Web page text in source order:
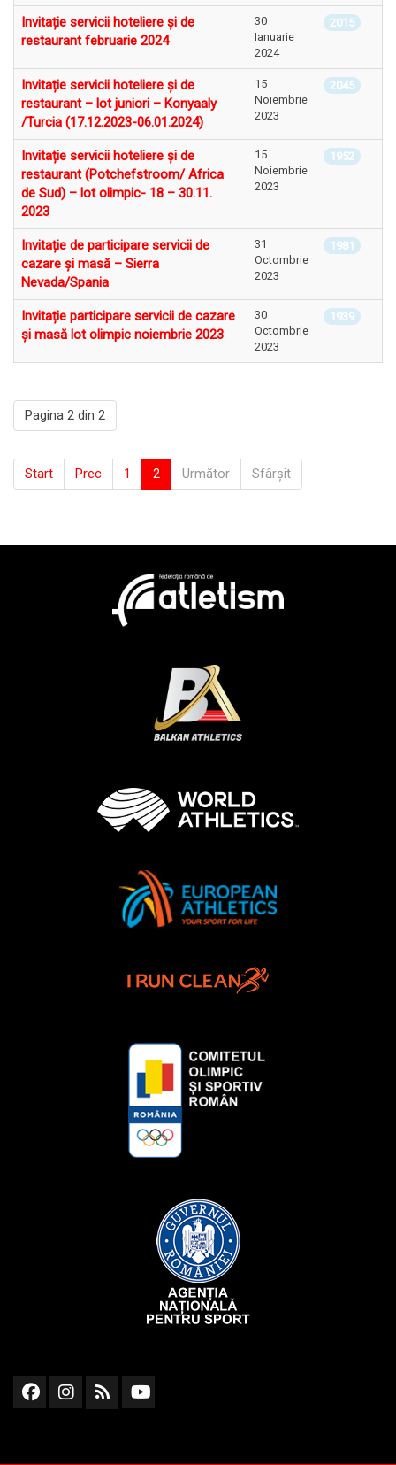
Invitație servicii hoteliere și de
restaurant februarie 2024
30
Ianuarie
2024
2015
Invitație servicii hoteliere și de
restaurant – lot juniori – Konyaaly
/Turcia (17.12.2023-06.01.2024)
15
Noiembrie
2023
2045
Invitație servicii hoteliere și de
restaurant (Potchefstroom/ Africa
de Sud) – lot olimpic- 18 – 30.11.
2023
15
Noiembrie
2023
1952
Invitație de participare servicii de
cazare și masă – Sierra
Nevada/Spania
31
Octombrie
2023
1981
Invitație participare servicii de cazare
și masă lot olimpic noiembrie 2023
30
Octombrie
2023
1939
Pagina 2 din 2
Start Prec 1 2 Următor Sfârșit